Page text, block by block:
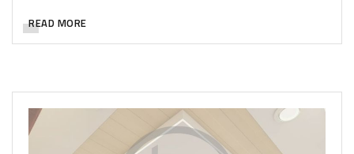
READ MORE